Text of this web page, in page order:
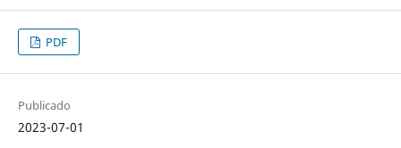
PDF
Publicado
2023-07-01